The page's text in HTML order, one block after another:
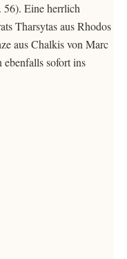
Eine herrlich
Tharsytas aus Rhodos
aus Chalkis von Marc
sofort ins